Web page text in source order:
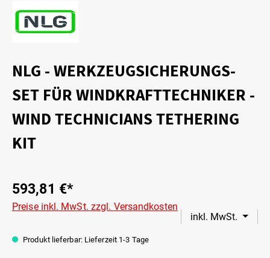
NLG - WERKZEUGSICHERUNGS-
SET FÜR WINDKRAFTTECHNIKER -
WIND TECHNICIANS TETHERING
KIT
593,81 €*
inkl. MwSt.
Preise inkl. MwSt. zzgl. Versandkosten
Produkt lieferbar: Lieferzeit 1-3 Tage